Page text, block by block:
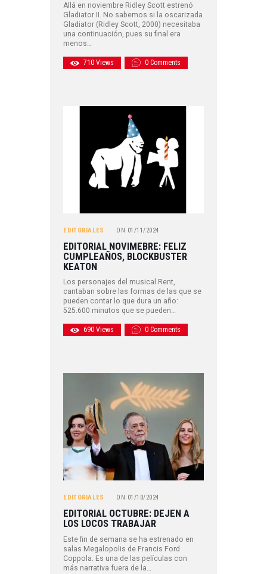
Allá en noviembre Ridley Scott estrenó
Gladiator II. No sabemos si la oscarizada
Gladiator (Ridley Scott, 2000) necesitaba
una continuación, pues su final era
menos…
710 Views 0 Comments
EDITORIALES ON 01/11/2024
EDITORIAL NOVIMEBRE: FELIZ
CUMPLEAÑOS, BLOCKBUSTER
KEATON
Los personajes del musical Rent,
cantaban sobre las formas de las que se
pueden contar lo que dura un año:
525.600 minutos que se pueden…
690 Views 0 Comments
EDITORIALES ON 01/10/2024
EDITORIAL OCTUBRE: DEJEN A
LOS LOCOS TRABAJAR
Este fin de semana se ha estrenado en
salas Megalopolis de Francis Ford
Coppola. Es una de las películas con
más narrativa fuera de la…